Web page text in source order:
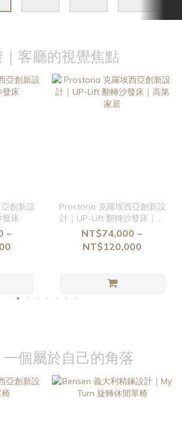
｜客廳的視覺焦點
創新設
床
~
Prostoria 克羅埃西亞創新設
計｜UP-Lift 翻轉沙發床｜高
第家居
NT$74,000 ~
NT$120,000
個屬於自己的角落